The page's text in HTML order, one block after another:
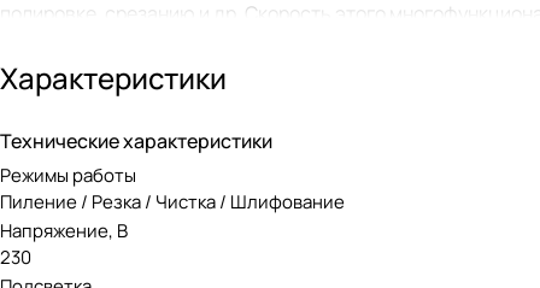
полировке, срезанию и др. Скорость этого
1,7 кг не даст руке устать даже на протяжении долгого
просто поверните специальный рычаг и зажмите его
Вентиляционная рамка поможет защитить устройство от
использовать с инструментами разных производителей.
KRESS KU680 работает от сети 220V.
Характеристики
Технические характеристики
Режимы работы
Пиление / Резка / Чистка / Шлифование
Напряжение, В
230